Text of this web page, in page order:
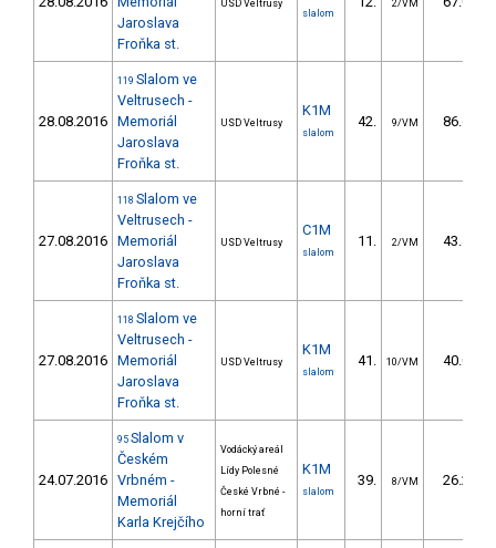
Jaroslava
Froňka st.
USD Veltrusy
slalom
2/VM
28.08.2016
119 Slalom ve
Veltrusech -
Memoriál
Jaroslava
Froňka st.
USD Veltrusy
K1M
slalom
42. 9/VM 86.61
27.08.2016
118 Slalom ve
Veltrusech -
Memoriál
Jaroslava
Froňka st.
USD Veltrusy
C1M
slalom
11. 2/VM 43.45
27.08.2016
118 Slalom ve
Veltrusech -
Memoriál
Jaroslava
Froňka st.
USD Veltrusy
K1M
slalom
41. 10/VM 40.02
24.07.2016
95 Slalom v
Českém
Vrbném -
Memoriál
Karla Krejčího
Vodácký areál
Lídy Polesné
České Vrbné -
horní trať
K1M
slalom
39. 8/VM 26.24